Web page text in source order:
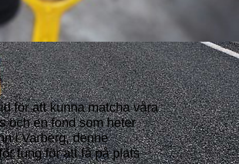
för att kunna matcha våra
och en fond som heter
i Varberg, denne
tung för att få på plats